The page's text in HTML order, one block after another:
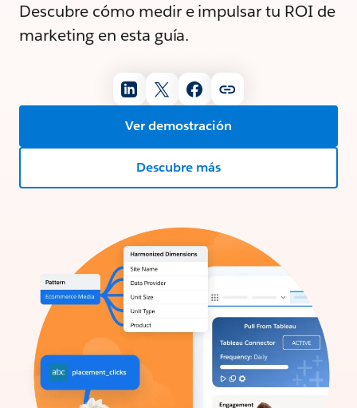
Descubre cómo medir e impulsar tu ROI de
marketing en esta guía.
Ver demostración
Descubre más